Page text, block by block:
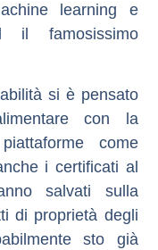
learning e
famosissimo
si è pensato
con la
come
i certificati al
salvati sulla
di proprietà degli
sto già